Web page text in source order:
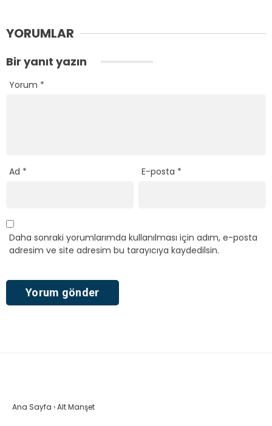
YORUMLAR
Bir yanıt yazın
Yorum *
Ad * E-posta *
Daha sonraki yorumlarımda kullanılması için adım, e-posta
adresim ve site adresim bu tarayıcıya kaydedilsin.
Ana Sayfa ›Alt Manşet